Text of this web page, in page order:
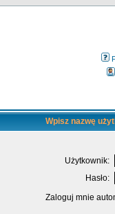
Wpisz nazwę
Użytkownik:
Hasło:
Zaloguj mnie